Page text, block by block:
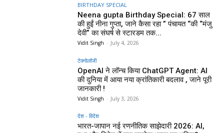
BIRTHDAY SPECIAL
Neena gupta Birthday Special: 67 साल
की हुईं नीना गुप्ता, जाने कैसा रहा ” पंचायत “की “मंजु
देवी” का संघर्ष से स्टारडम तक...
Vidit Singh - July 4, 2026
टेक्नोलॉजी
OpenAI ने लॉन्च किया ChatGPT Agent: AI
की दुनिया में आया नया क्रांतिकारी बदलाव , जाने पूरी
जानकारी !
Vidit Singh - July 3, 2026
देश - विदेश
भारत-जापान नई रणनीतिक साझेदारी 2026: AI,